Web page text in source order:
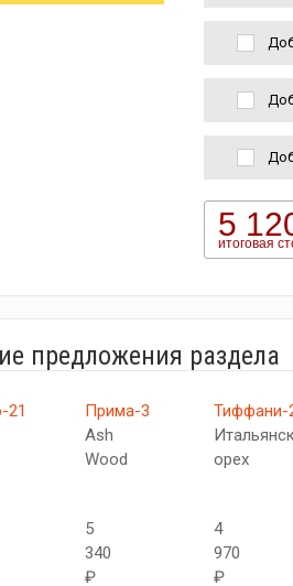
5
итоговая
предложения раздела
21
Прима-3
Ash
Wood
5
340
₽
Тиффани-
орех
4
970
₽